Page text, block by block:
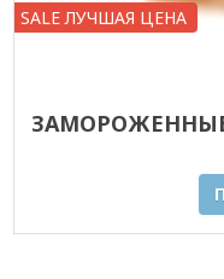
SALE ЛУЧШАЯ ЦЕНА